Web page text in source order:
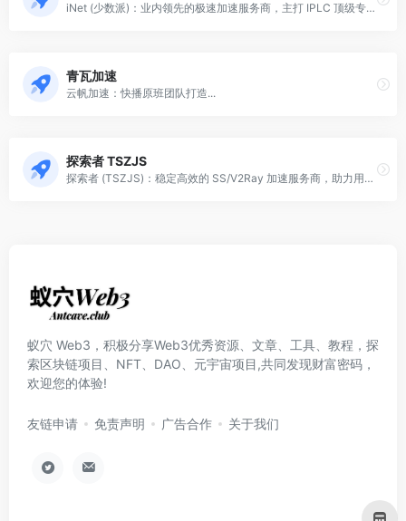
iNet (少数派)：业内领先的极速加速服务商，主打 IPLC 顶级专线，为您提供无感跨境上网体验。
青瓦加速
云帆加速：快播原班团队打造...
探索者 TSZJS
探索者 (TSZJS)：稳定高效的 SS/V2Ray 加速服务商，助力用户畅快访问全球互联网资源。
蚁穴 Web3，积极分享Web3优秀资源、文章、工具、教程，探
索区块链项目、NFT、DAO、元宇宙项目,共同发现财富密码，
欢迎您的体验!
友链申请 免责声明 广告合作 关于我们